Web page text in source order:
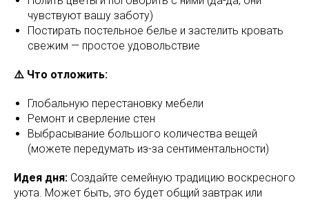
чувствуют вашу заботу)
Постирать постельное белье и застелить кровать
свежим — простое удовольствие
⚠️ Что отложить:
Глобальную перестановку мебели
Ремонт и сверление стен
Выбрасывание большого количества вещей
(можете передумать из-за сентиментальности)
Идея дня: Создайте семейную традицию воскресного
уюта. Может быть, это будет общий завтрак или